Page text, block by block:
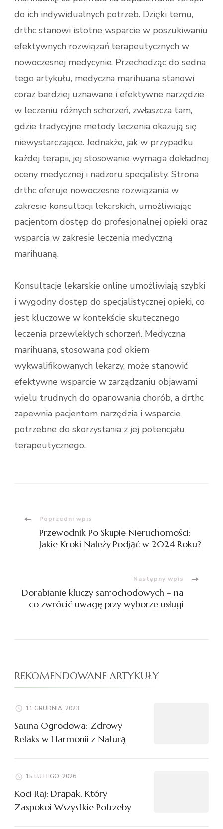
do ich indywidualnych potrzeb. Dzięki temu,
drthc stanowi istotne wsparcie w poszukiwaniu
efektywnych rozwiązań terapeutycznych w
nowoczesnej medycynie. Przechodząc do sedna
tego artykułu, medyczna marihuana stanowi
coraz bardziej uznawane i efektywne narzędzie
w leczeniu różnych schorzeń, zwłaszcza tam,
gdzie tradycyjne metody leczenia okazują się
niewystarczające. Jednakże, jak w przypadku
każdej terapii, jej stosowanie wymaga dokładnej
oceny medycznej i nadzoru specjalisty. Strona
drthc oferuje nowoczesne rozwiązania w
zakresie konsultacji lekarskich, umożliwiając
pacjentom dostęp do profesjonalnej opieki oraz
wsparcia w zakresie leczenia medyczną
marihuaną.
Konsultacje lekarskie online umożliwiają szybki
i wygodny dostęp do specjalistycznej opieki, co
jest kluczowe w kontekście skutecznego
leczenia przewlekłych schorzeń. Medyczna
marihuana, stosowana pod okiem
wykwalifikowanych lekarzy, może stanowić
efektywne wsparcie w zarządzaniu objawami
wielu trudnych do opanowania chorób, a drthc
zapewnia pacjentom narzędzia i wsparcie
potrzebne do skorzystania z jej potencjału
terapeutycznego.
Nawigacja
wpisu
Poprzedni wpis
Przewodnik Po Skupie Nieruchomości:
Jakie Kroki Należy Podjąć w 2024 Roku?
Następny wpis
Dorabianie kluczy samochodowych – na
co zwrócić uwagę przy wyborze usługi
REKOMENDOWANE ARTYKUŁY
11 GRUDNIA, 2023
Sauna Ogrodowa: Zdrowy
Relaks w Harmonii z Naturą
15 LUTEGO, 2026
Koci Raj: Drapak, Który
Zaspokoi Wszystkie Potrzeby